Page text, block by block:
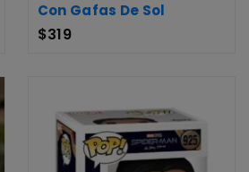
Con Gafas De Sol
$319